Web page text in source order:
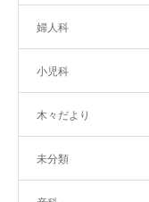
婦人科
小児科
木々だより
未分類